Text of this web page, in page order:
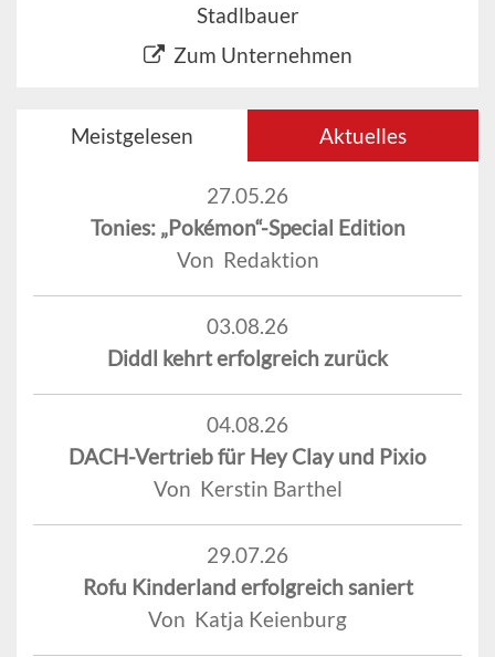
Stadlbauer
Zum Unternehmen
Meistgelesen Aktuelles
27.05.26
Tonies: „Pokémon“-Special Edition
Von Redaktion
03.08.26
Diddl kehrt erfolgreich zurück
04.08.26
DACH-Vertrieb für Hey Clay und Pixio
Von Kerstin Barthel
29.07.26
Rofu Kinderland erfolgreich saniert
Von Katja Keienburg